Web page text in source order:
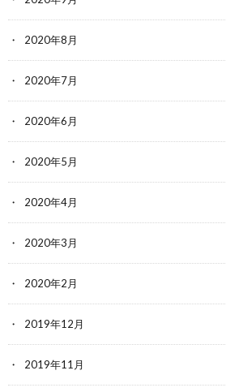
2020年8月
2020年7月
2020年6月
2020年5月
2020年4月
2020年3月
2020年2月
2019年12月
2019年11月